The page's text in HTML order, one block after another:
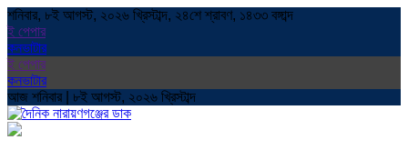
শনিবার, ৮ই আগস্ট, ২০২৬ খ্রিস্টাব্দ, ২৪শে শ্রাবণ, ১৪৩৩ বঙ্গাব্দ
ই পেপার
কনভাটার
ই পেপার
কনভাটার
আজ শনিবার | ৮ই আগস্ট, ২০২৬ খ্রিস্টাব্দ